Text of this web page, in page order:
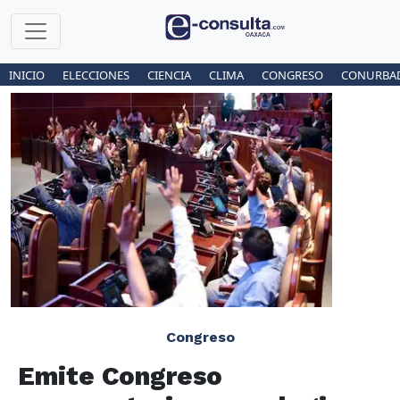
INICIO ELECCIONES CIENCIA CLIMA CONGRESO
Congreso
Emite Congreso